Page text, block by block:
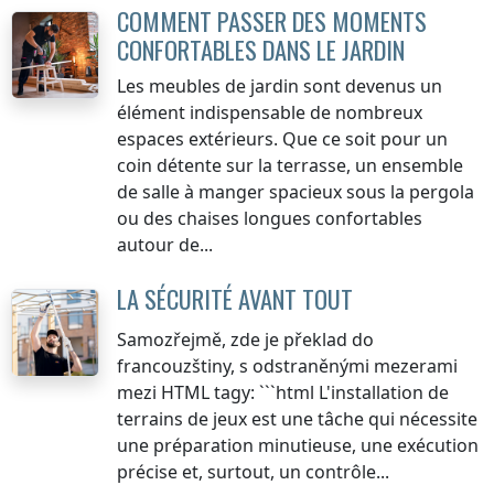
COMMENT PASSER DES MOMENTS
CONFORTABLES DANS LE JARDIN
Les meubles de jardin sont devenus un
élément indispensable de nombreux
espaces extérieurs. Que ce soit pour un
coin détente sur la terrasse, un ensemble
de salle à manger spacieux sous la pergola
ou des chaises longues confortables
autour de...
LA SÉCURITÉ AVANT TOUT
Samozřejmě, zde je překlad do
francouzštiny, s odstraněnými mezerami
mezi HTML tagy: ```html L'installation de
terrains de jeux est une tâche qui nécessite
une préparation minutieuse, une exécution
précise et, surtout, un contrôle...